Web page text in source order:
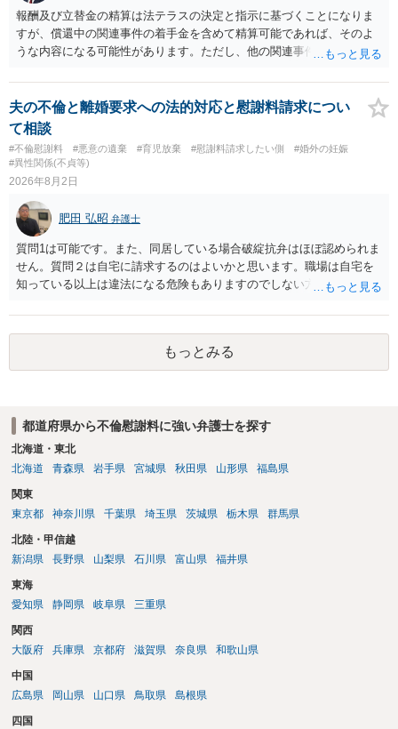
値と夫との関係との均衡のように思います。 ③行政書士に委任をして
いるのであれば，どのような内容の委任なのか不明ですが，その行政
書士との協議になると思います。請求するか，訴訟にするか，その点
の見極めや，相手方は性交類似行為は認めているのか，それさえも否
定しているのかによって，考え方・進め方は変わってくると思いま
す。 ④性交類似行為を認めているにもかかわらず支払を拒否するので
あれば，本人（行政書士でも同じだと思います。）への対応ではあま
り変わらないように思います。減額で折り合えるなら本人様の交渉で
もよいように思いますが，ゼロかどうかの観点であれば，訴訟に進む
しかなくなるようにも思います。そうしますと，お近くの弁護士に相
談して進めることを検討した方がよいようにも思います。
報酬及び立替金の精算は法テラスの決定と指示に基づくことになりま
すが、償還中の関連事件の着手金を含めて精算可能であれば、そのよ
うな内容になる可能性があります。ただし、他の関連事件でも相手方
情によって対応が違いますので、法テラスへお尋ねいただいた方が確
実です。
夫の不倫と離婚要求への法的対応と慰謝料請求につい
て相談
#不倫慰謝料 #悪意の遺棄 #育児放棄 #慰謝料請求したい側
#婚外の妊娠
#異性関係(不貞等)
2026年8月2日
肥田 弘昭 弁護士
質問1は可能です。また、同居している場合破綻抗弁はほぼ認められま
せん。質問２は自宅に請求するのはよいかと思います。職場は自宅を
知っている以上は違法になる危険もありますのでしない方が良いで
かと思います。有責配偶者ですので相手方からの離婚は拒否しても仮
に訴訟されても法的に成立しません。質問５は認知すると養育費支払
い、相続権が発生します。合意があれば法的に可能ですが法律で強制
することはできません。質問６は可能です。質問７は不貞行為の写真
もっとみる
都道府県から不倫慰謝料に強い弁護士を探す
北海道・東北
北海道
青森県 岩手県 宮城県 秋田県 山形県 福島県
関東
東京都
神奈川県 千葉県 埼玉県 茨城県 栃木県 群馬県
北陸・甲信越
新潟県
長野県 山梨県 石川県 富山県 福井県
東海
愛知県
静岡県 岐阜県 三重県
関西
大阪府
兵庫県 京都府 滋賀県 奈良県 和歌山県
中国
広島県
岡山県 山口県 鳥取県 島根県
四国